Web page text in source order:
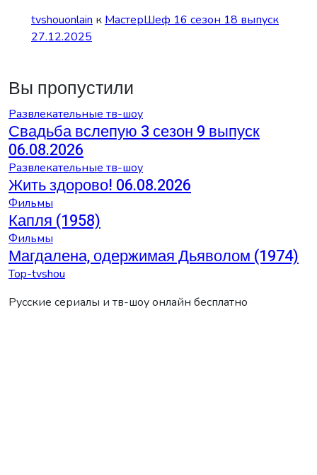
tvshouonlain к МастерШеф 16 сезон 18 выпуск
27.12.2025
Вы пропустили
Развлекательные тв-шоу
Свадьба вслепую 3 сезон 9 выпуск
06.08.2026
Развлекательные тв-шоу
Жить здорово! 06.08.2026
Фильмы
Капля (1958)
Фильмы
Магдалена, одержимая Дьяволом (1974)
Top-tvshou
Русские сериалы и тв-шоу онлайн бесплатно